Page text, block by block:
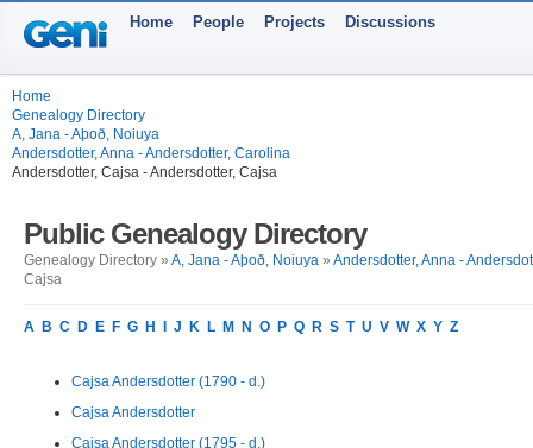
Home People Projects Discussions
Home
Genealogy Directory
A, Jana - Aþoð, Noiuya
Andersdotter, Anna - Andersdotter, Carolina
Andersdotter, Cajsa - Andersdotter, Cajsa
Public Genealogy Directory
Genealogy Directory » A, Jana - Aþoð, Noiuya » Andersdotter, Anna -
Cajsa
A B C D E F G H J K L M N O P Q R S T U V W X Y Z
Cajsa Andersdotter (1790 - d.)
Cajsa Andersdotter
Cajsa Andersdotter (1795 - d.)